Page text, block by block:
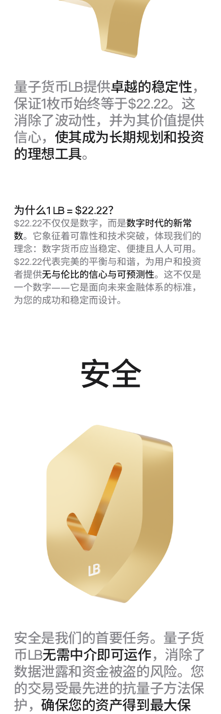
量子货币LB提供卓越的稳定性，
保证1枚币始终等于$22.22。这
消除了波动性，并为其价值提供
信心， 使其成为长期规划和投资
的理想工具。
为什么1 LB= $22.22？
$22.22不仅仅是数字，而是数字时代的新常
数。它象征着可靠性和技术突破，体现我们的
理念：数字货币应当稳定、便捷且人人可用。
$22.22代表完美的平衡与和谐，为用户和投资
者提供无与伦比的信心与可预测性。这不仅是
一个数字——它是面向未来金融体系的标准，
为您的成功和稳定而设计。
安全
安全是我们的首要任务。量子货
币LB无需中介即可运作，消除了
数据泄露和资金被盗的风险。您
的交易受最先进的抗量子方法保
护， 确保您的资产得到最大保